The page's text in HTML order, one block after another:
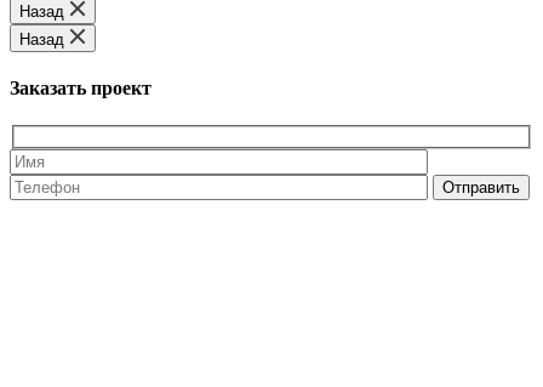
Назад
Назад
Заказать проект